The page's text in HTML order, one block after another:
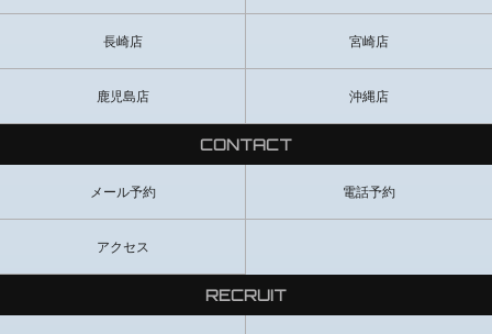
色のアソコも超エロかわいいです。
んなコトをしてくれました!ソフトな話し方にもすっかり癒やされ
ありがと、けいじくん。また指名するね!(T様)
イケメンの中にも可愛さがあって、プレイも慣れないタチも一生懸
命頑張ってくれ気遣いも忘れない好青年でした。(H様)
長崎店 宮崎店
鹿児島店 沖縄店
CONTACT
メール予約 電話予約
アクセス
RECRUIT